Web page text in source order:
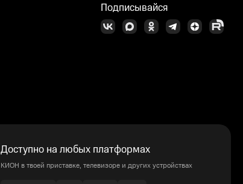
Подписывайся
Доступно на любых платформах
КИОН в твоей приставке, телевизоре и других устройствах